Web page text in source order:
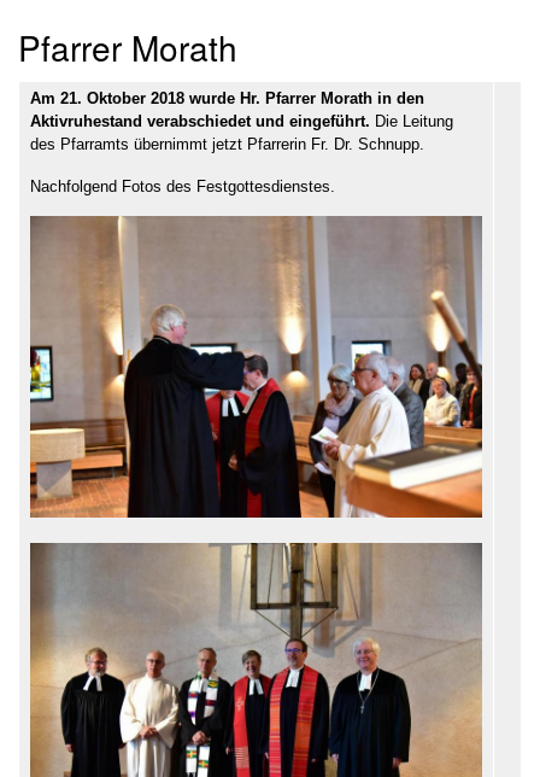
Pfarrer Morath
Am 21. Oktober 2018 wurde Hr. Pfarrer Morath in den
Aktivruhestand verabschiedet und eingeführt. Die Leitung
des Pfarramts übernimmt jetzt Pfarrerin Fr. Dr. Schnupp.
Nachfolgend Fotos des Festgottesdienstes.